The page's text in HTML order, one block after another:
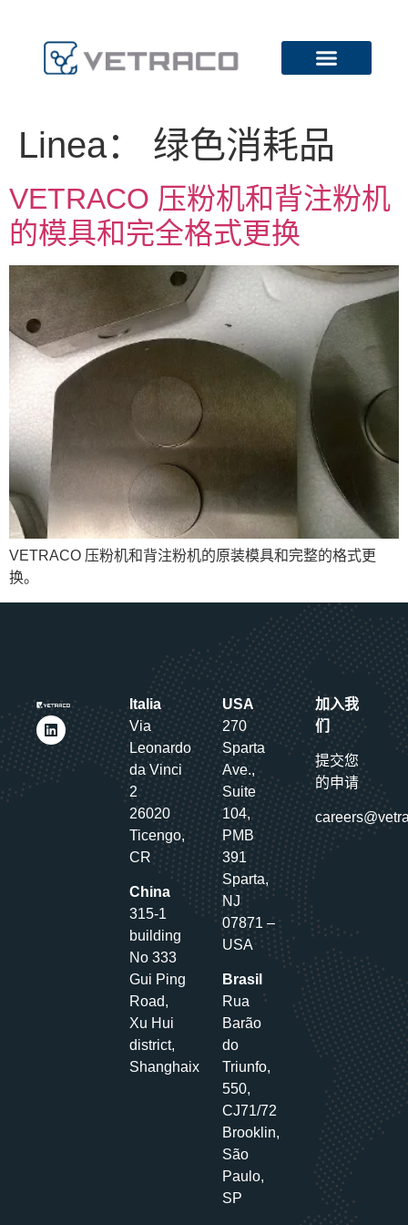
Linea： 绿色消耗品
VETRACO 压粉机和背注粉机
的模具和完全格式更换
VETRACO 压粉机和背注粉机的原装模具和完整的格式更
换。
Italia
Via
Leonardo
da Vinci
2
26020
Ticengo,
CR
China
315-1
building
No 333
Gui Ping
Road,
Xu Hui
district,
Shanghaix
USA
270
Sparta
Ave.,
Suite
104,
PMB
391
Sparta,
NJ
07871 –
USA
Brasil
Rua
Barão
do
Triunfo,
550,
CJ71/72
Brooklin,
São
Paulo,
SP
加入我
们
提交您
的申请